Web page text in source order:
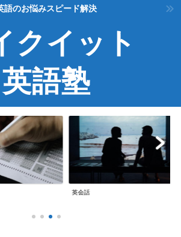
語のお悩みスピード解決
クイット
英語塾
TOEIC